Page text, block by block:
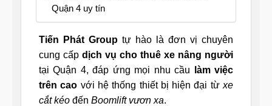
Quận 4 uy tín
Tiến Phát Group tự hào là đơn vị chuyên
cung cấp dịch vụ cho thuê xe nâng người
tại Quận 4, đáp ứng mọi nhu cầu
làm việc
trên cao với hệ thống thiết bị hiện đại từxe
cắt kéo đến Boomlift vươn xa.